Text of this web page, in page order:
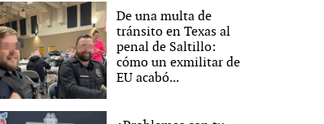
De una multa de
tránsito en Texas al
penal de Saltillo:
cómo un exmilitar de
EU acabó...